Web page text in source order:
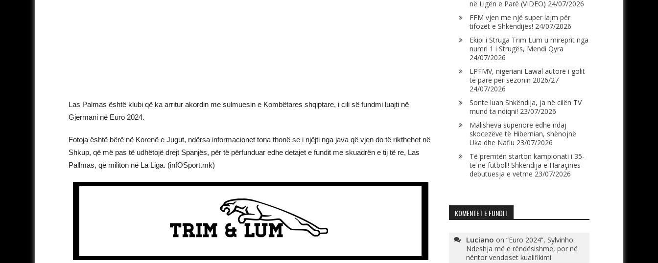
Las Palmas është klubi që ka arritur akordin me sulmuesin e Kombëtares shqiptare, i cili së fundmi luajti në
Gjermani në Euro 2024.
Fotoja është bërë në Korenë e Jugut, ndërsa informacionet tona thonë se i njëjti nga java që vjen do të rikthehet në
Shkup, që më pas të udhëtojë drejt Spanjës, për të përfunduar edhe detajet e fundit me skuadrën e tij të re, Las
Pallmas, që militon në La Liga. (infOSport.mk)
në Ligën e Parë (VIDEO) 24/07/2026
FFM vjen me një super lajm për
tifozët e Shkëndijës! 24/07/2026
Ekipi i Struga Trim Lum u mirëprit nga
numri 1 i Strugës, Mendi Qyra
24/07/2026
LPFMV, nigeriani Lawal autorë i golit
të parë për sezonin 2026/27
24/07/2026
Sonte luan Shkëndija, ja në cilën TV
mund ta ndiqni! 23/07/2026
Malisheva superiore edhe ndaj
skocezëve të Hibernian, shënojnë
Uka dhe Nafiu 23/07/2026
Të premtën starton kampionati i 35-
të në futboll! Shkëndija e Haraçinës
debutuesja e vetme 23/07/2026
KOMENTET E FUNDIT
Luciano on “Euro 2024”, Sylvinho:
Ndeshja më e rëndësishme, por në
nëntor vendoset kualifikimi